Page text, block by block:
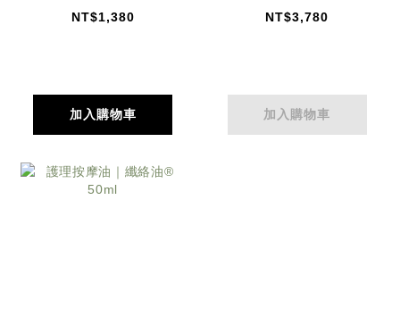
NT$1,380
加入購物車
NT$3,780
加入購物車